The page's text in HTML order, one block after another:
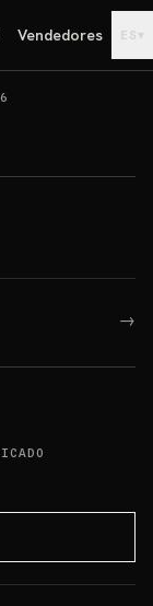
Vendedores ES ▾
→